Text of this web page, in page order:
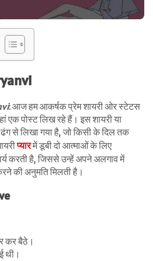
: आज हम आकर्षक प्रेम शायरी ओर स्टेटस
एक पोस्ट लिख रहे हैं। इस शायरी या
से लिखा गया है, जो किसी के दिल तक
प्यारमें डूबी दो आत्माओं के लिए
करती है, जिससे उन्हें अपने अलगाव में
की अनुमति मिलती है।
कर बैठे।
थी।